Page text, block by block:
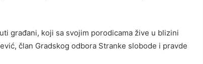
građani, koji sa svojim porodicama žive u blizini
član Gradskog odbora Stranke slobode i pravde